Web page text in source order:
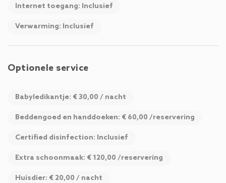
Internet toegang: Inclusief
Verwarming: Inclusief
Optionele service
Babyledikantje: € 30,00 / nacht
Beddengoed en handdoeken: € 60,00 /reservering
Certified disinfection: Inclusief
Extra schoonmaak: € 120,00 /reservering
Huisdier: € 20,00 / nacht